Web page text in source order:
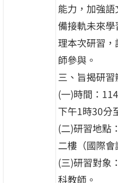
能力，加強
備接軌未來
理本次研習
師參與。
三、旨揭研習
(一)時間：
下午1時30分
(二)研習地點
二樓（國際會
(三)研習對象
科教師。